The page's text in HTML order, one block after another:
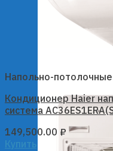
Напольно-потолочные
Кондиционер Haier
система
149,500.00 ₽
Купить